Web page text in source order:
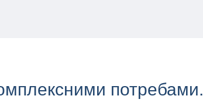
потребами.